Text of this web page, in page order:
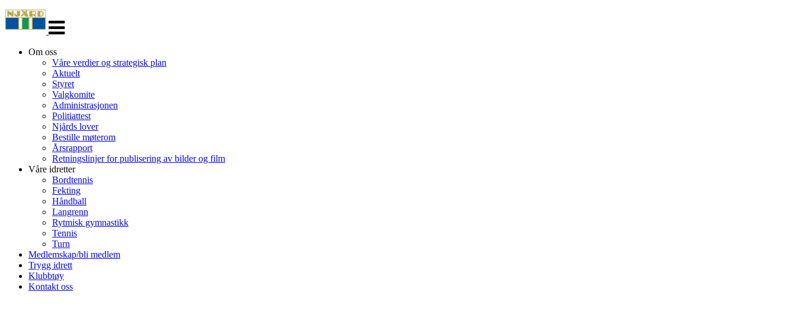
navigasjon
Om oss
Våre verdier og strategisk plan
Aktuelt
Styret
Valgkomite
Administrasjonen
Politiattest
Njårds lover
Bestille møterom
Årsrapport
Retningslinjer for publisering av bilder og film
Våre idretter
Bordtennis
Fekting
Håndball
Langrenn
Rytmisk gymnastikk
Tennis
Turn
Medlemskap/bli medlem
Trygg idrett
Klubbtøy
Kontakt oss